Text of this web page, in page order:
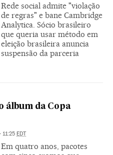
Rede social admite "violação
de regras" e bane Cambridge
Analytica. Sócio brasileiro
que queria usar método em
eleição brasileira anuncia
suspensão da parceria
álbum da Copa
11:25 EDT
Em quatro anos, pacotes